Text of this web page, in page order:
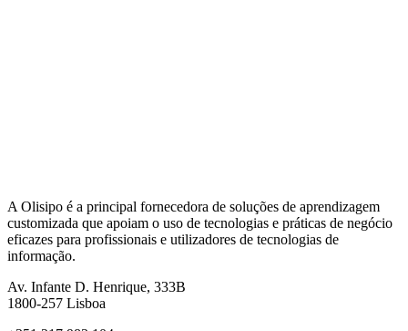
A Olisipo é a principal fornecedora de soluções de aprendizagem
customizada que apoiam o uso de tecnologias e práticas de negócio
eficazes para profissionais e utilizadores de tecnologias de
informação.
Av. Infante D. Henrique, 333B
1800-257 Lisboa